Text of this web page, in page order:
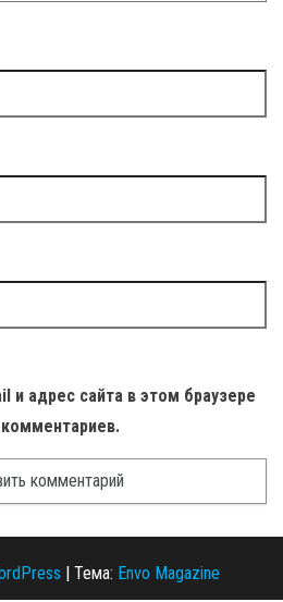
и адрес сайта в этом браузере
| Тема: Envo Magazine